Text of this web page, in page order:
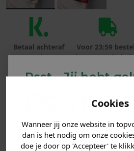
Cookies
Wanneer jij onze website in
dan is het nodig om onze
doe je door op 'Accepteer' te
Betaal achteraf
met Klarna
Voor 23:59
is morgen in
MATERIAAL &
Psst... Jij hebt
Welke mystery
krijg jij? (Tot-30%
Vertel ons waar
zoek bent. 👇